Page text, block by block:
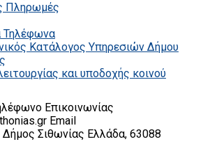
Πληρωμές
Τηλέφωνα
Κατάλογος Υπηρεσιών Δήμου
και υποδοχής κοινού
Επικοινωνίας
Email
Δήμος Σιθωνίας Ελλάδα, 63088